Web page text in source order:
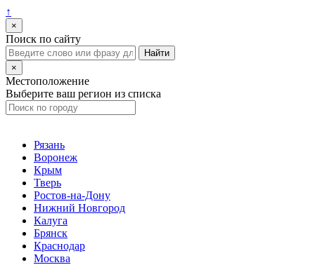
↑
×
Поиск по сайту
×
Местоположение
Выберите ваш регион из списка
Рязань
Воронеж
Крым
Тверь
Ростов-на-Дону
Нижний Новгород
Калуга
Брянск
Краснодар
Москва